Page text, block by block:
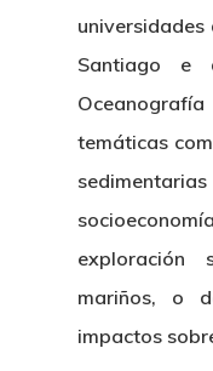
universidades
Santiago e
temáticas
exploración
mariños, o
impactos